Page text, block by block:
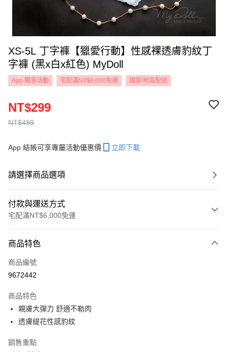
XS-5L 丁字褲【獵愛行動】性感裸透膚豹紋丁
字褲 (黑x白x紅色) MyDoll
App 獨享活動 宅配滿NT$6,000免運 國家/地區配送
NT$499
NT$299
App 結帳可享專屬活動優惠價 立即下載
請選擇商品選項
付款與運送方式
宅配滿NT$6,000免運
信用卡一次付款
信用卡分期付款
合作金庫商業銀行
華南商業銀行
上海商業儲蓄銀行
臺灣中小企業銀行
超商取貨付款
LINE Pay
Apple Pay
商品特色
商品編號
9672442
商品特色
親膚大彈力 舒適不勒肉
透膚緹花性感豹紋
銷售重點